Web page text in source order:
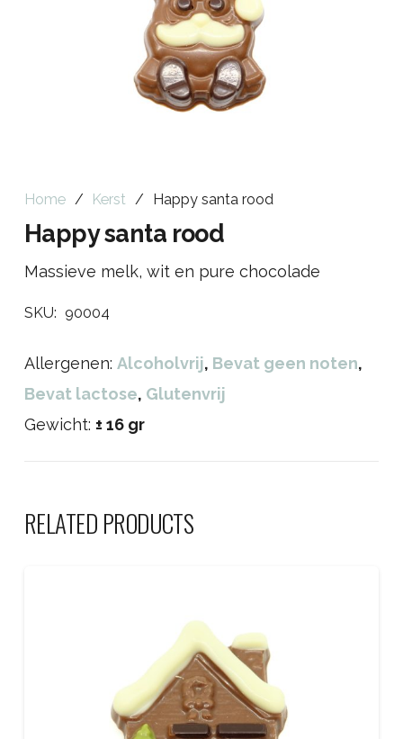
Home / Kerst / Happy santa rood
Happy santa rood
Massieve melk, wit en pure chocolade
SKU: 90004
Allergenen: Alcoholvrij, Bevat geen noten,
Bevat lactose, Glutenvrij
Gewicht: ± 16 gr
RELATED PRODUCTS